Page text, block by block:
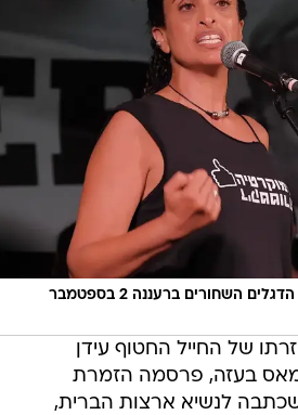
אחינועם ניני, במהלך הפגנת הדגלים השחורים ברעננה 2 בספטמבר
של החייל החטוף עידן
בעזה, פרסמה הזמרת
שכתבה לנשיא ארצות הברית,